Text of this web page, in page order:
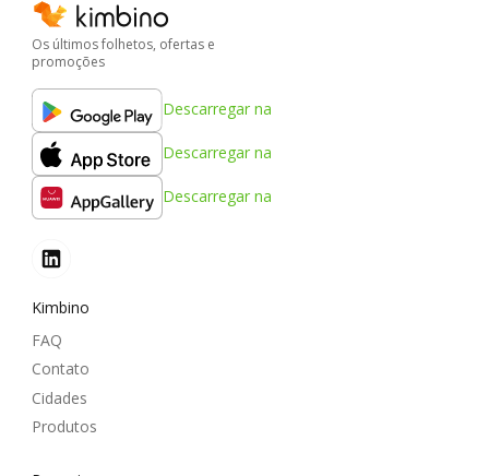
Os últimos folhetos, ofertas e
promoções
Descarregar na
Descarregar na
Descarregar na
Kimbino
FAQ
Contato
Cidades
Produtos